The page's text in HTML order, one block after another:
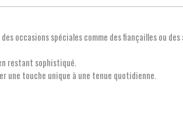
occasions spéciales comme des fiançailles ou
restant sophistiqué.
une touche unique à une tenue quotidienne.